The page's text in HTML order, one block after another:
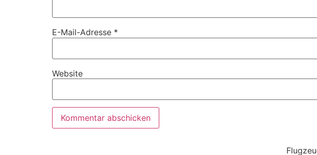
E-Mail-Adresse *
Website